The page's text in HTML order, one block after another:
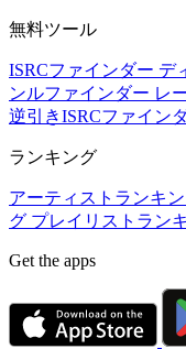
無料ツール
ISRCファインダー デ
ンルファインダー レ
逆引きISRCファイン
ランキング
アーティストランキ
グ プレイリストラン
Get the apps